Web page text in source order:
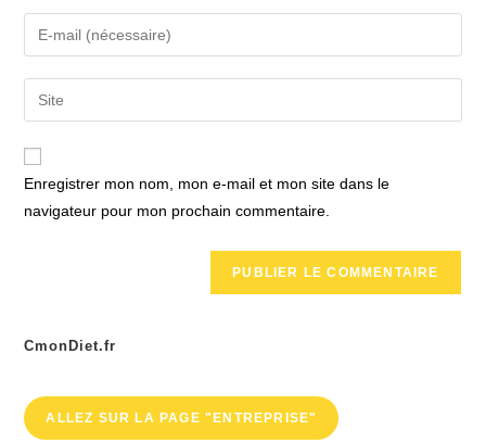
name
comment
Enter
your
email
address
comment
Saisir
l’URL
de
Enregistrer mon nom, mon e-mail et mon site dans le
navigateur pour mon prochain commentaire.
CmonDiet.fr
ALLEZ SUR LA PAGE "ENTREPRISE"